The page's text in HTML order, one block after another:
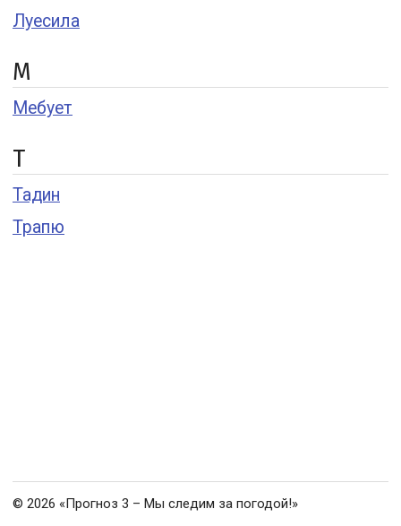
Луесила
М
Мебует
Т
Тадин
Трапю
© 2026 «Прогноз 3 – Мы следим за погодой!»